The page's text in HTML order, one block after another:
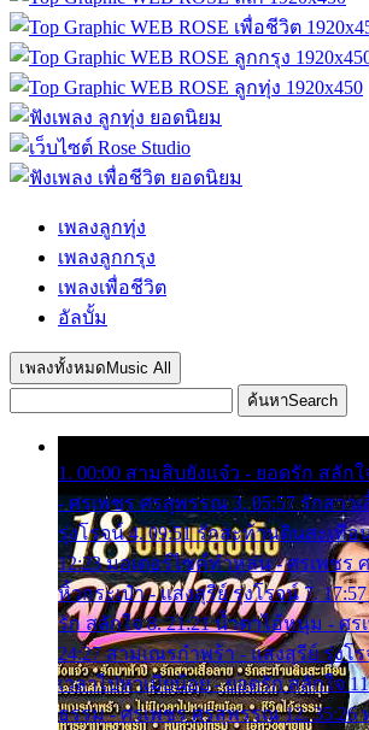
เพลงลูกทุ่ง
เพลงลูกกรุง
เพลงเพื่อชีวิต
อัลบั้ม
เพลงทั้งหมด Music All
ค้นหาSearch
1. 00:00 สามสิบยังแจ๋ว - ยอดรัก สลักใ
- ศรเพชร ศรสุพรรณ 3. 05:57 รักสาว
รุ่งโรจน์ 4. 09:51 รักสะท้านดินสะเทือ
12:23 มอเตอร์ไซค์ทำหล่น - ศรเพชร
หิ้วกระเป๋า - แสงสุรีย์ รุ่งโรจน์ 7.
รัก สลักใจ 8. 21:21 น้ำตาไอ้หนุ่ม - ศ
24:27 สามเณรกำพร้า - แสงสุรีย์ รุ่งโร
เวลาไปหาเมียน้อย - ยอดรัก สลักใจ
ธรรม - ศรเพชร ศรสุพรรณ 12.